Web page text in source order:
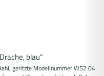
blau"
geritzte Modellnummer W52 04